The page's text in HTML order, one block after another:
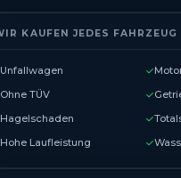
KAUFEN JEDES FAHRZEUG
Unfallwagen
Ohne TÜV
Hagelschaden
Hohe Laufleistung